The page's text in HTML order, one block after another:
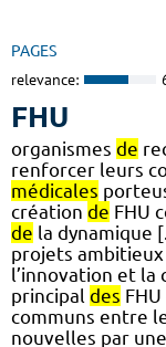
PAGES
relevance:
FHU
organismes de
renforcer leurs
médicales
création de FHU
de la dynamique
projets
l’innovation et
principal des
communs entre
nouvelles par